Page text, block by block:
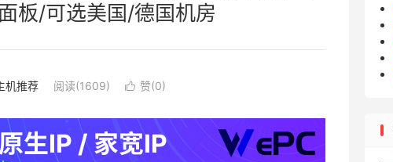
板/可选美国/德国机房
机推荐 阅读(1609)  赞(0)